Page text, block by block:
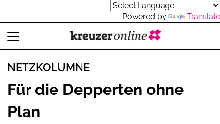
Powered by Translate
NETZKOLUMNE
Für die Depperten ohne
Plan